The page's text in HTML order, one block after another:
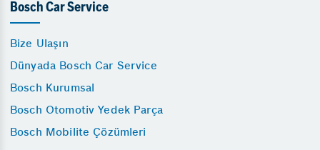
Bosch Car Service
Bize Ulaşın
Dünyada Bosch Car Service
Bosch Kurumsal
Bosch Otomotiv Yedek Parça
Bosch Mobilite Çözümleri